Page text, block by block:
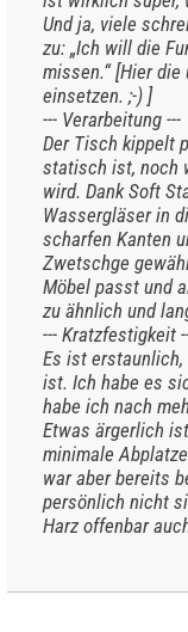
Und ja, viele
zu: „Ich will die
missen.“ [Hier
einsetzen. ;-) ]
--- Verarbeitung ---
Der Tisch kippelt
statisch ist, noch
wird. Dank Soft
Wassergläser in
scharfen Kanten
Zwetschge
Möbel passt und
zu ähnlich und
--- Kratzfestigkeit
Es ist
ist. Ich habe es
habe ich nach
Etwas ärgerlich
minimale
war aber bereits
persönlich nicht
Harz offenbar